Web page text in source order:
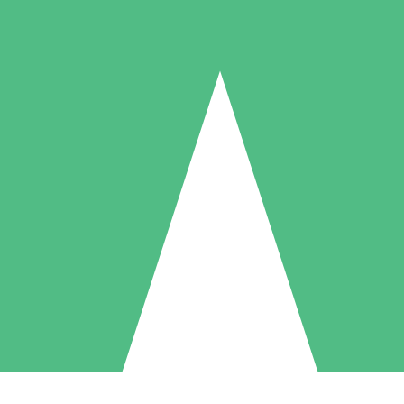
Individuelle Credit-Pakete
nach Bedarf mit Download-Credits. Keine monatliche Verpflichtung